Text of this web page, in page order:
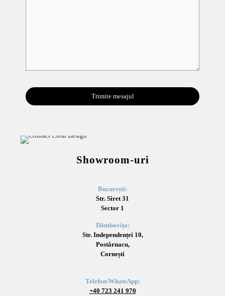
Showroom-uri
București:
Str. Siret 31
Sector 1
Dâmbovița:
Str. Independenței 10,
Postârnacu,
Cornești
Telefon/WhatsApp:
+40 723 241 970